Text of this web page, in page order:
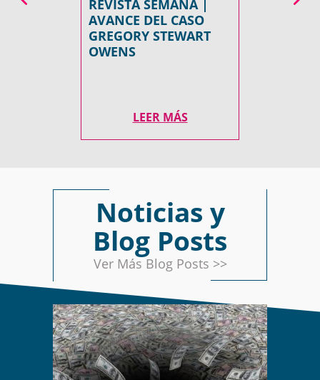
REVISTA SEMANA |
AVANCE DEL CASO
GREGORY STEWART
OWENS
LEER MÁS
ABRIL 11, 2024
REVISTA SEMANA |
¿BUSCA ASESORÍA
LEGAL? DESCUBRA
LOS S...
Noticias y
Blog Posts
Ver Más Blog Posts >>